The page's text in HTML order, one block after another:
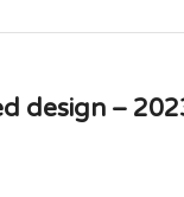
design –